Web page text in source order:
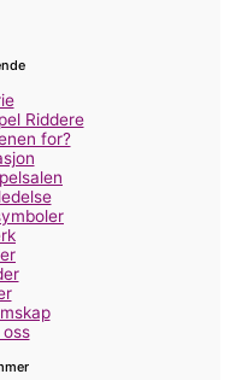
Riddere
for?